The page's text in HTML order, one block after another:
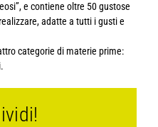
e contiene oltre 50 gustose
adatte a tutti i gusti e
categorie di materie prime: